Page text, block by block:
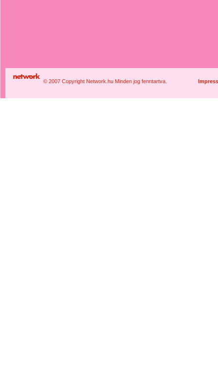
© 2007 Copyright Network.hu Minden jog fenntartva.